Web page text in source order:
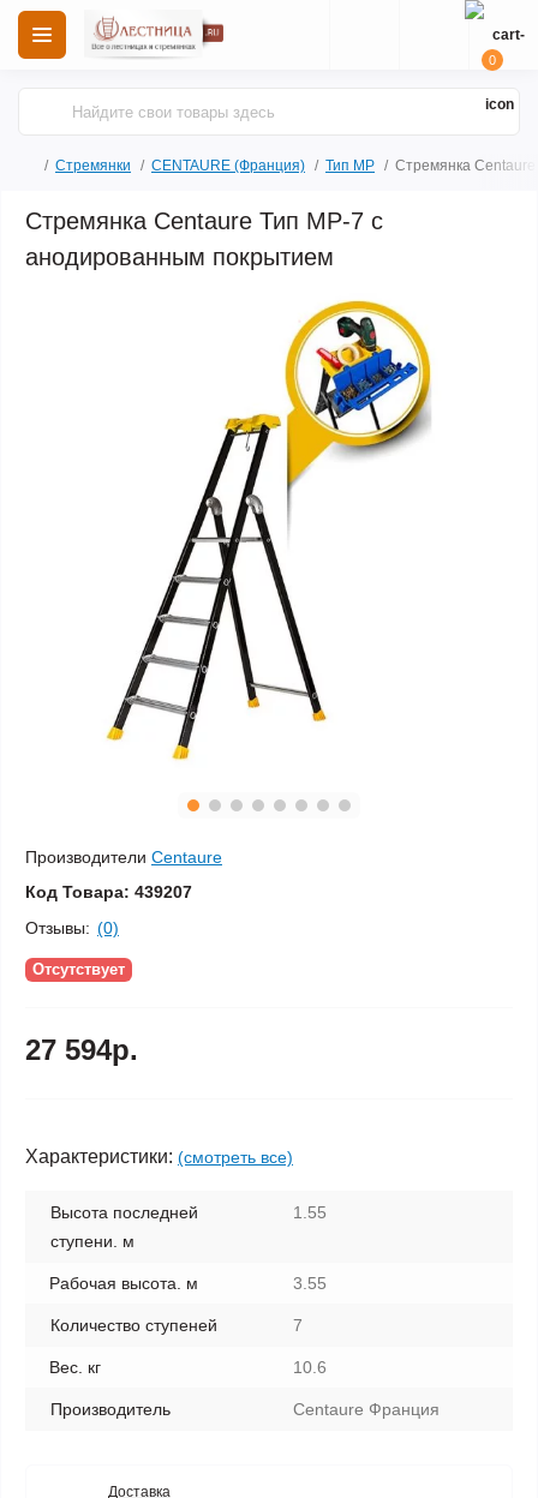
0
Стремянки CENTAURE (Франция) Тип МР Стремянка
Стремянка Centaure Тип МР-7 с
анодированным покрытием
Производители Centaure
Код Товара: 439207
Отзывы: (0)
Отсутствует
27 594р.
Характеристики: (смотреть все)
Высота последней
ступени. м
1.55
Рабочая высота. м 3.55
Количество ступеней 7
Вес. кг 10.6
Производитель Centaure Франция
Доставка